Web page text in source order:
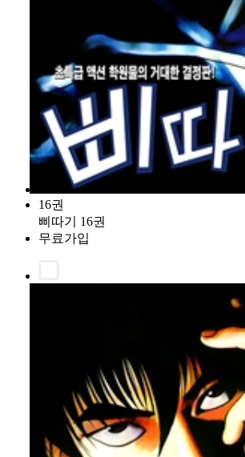
16권
삐따기 16권
무료가입